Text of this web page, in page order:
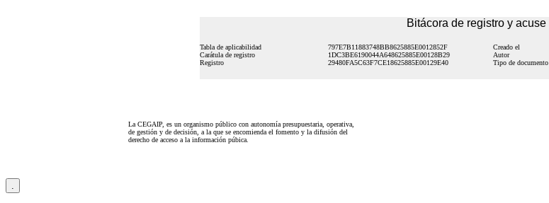
Bitácora de registro y acuse
Tabla de aplicabilidad 797E7B11883748BB8625885E0012852F Creado el
Carátula de registro
1DC3BE6190044A648625885E00128B29 Autor
Registro
29480FA5C63F7CE18625885E00129E40 Tipo de documento
La CEGAIP, es un organismo público con autonomía presupuestaria, operativa,
de gestión y de decisión, a la que se encomienda el fomento y la difusión del
derecho de acceso a la información púbica.